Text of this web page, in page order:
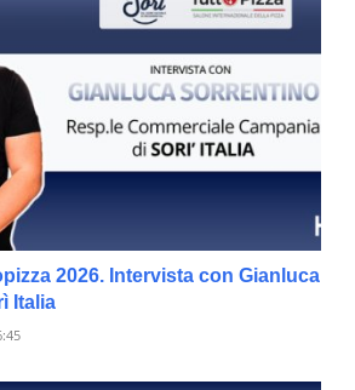
2026. Intervista con Gianluca
Italia